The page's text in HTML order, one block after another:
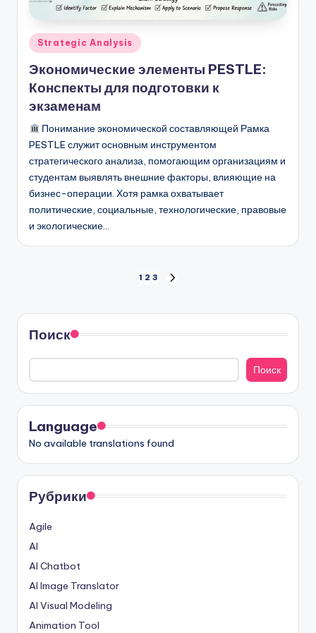
Опубликовано
Strategic Analysis
Экономические элементы PESTLE:
Конспекты для подготовки к
экзаменам
Понимание экономической составляющей Рамка
PESTLE служит основным инструментом
стратегического анализа, помогающим организациям и
студентам выявлять внешние факторы, влияющие на
бизнес-операции. Хотя рамка охватывает
политические, социальные, технологические, правовые
и экологические…
записей
1 2 3
Поиск
Поиск
Language
No available translations found
Рубрики
Agile
AI
AI Chatbot
AI Image Translator
AI Visual Modeling
Animation Tool